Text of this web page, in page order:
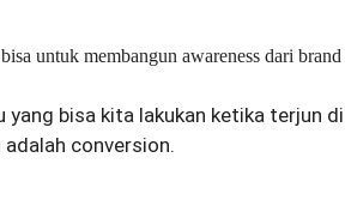
untuk membangun awareness dari
yang bisa kita lakukan ketika terjun
conversion.